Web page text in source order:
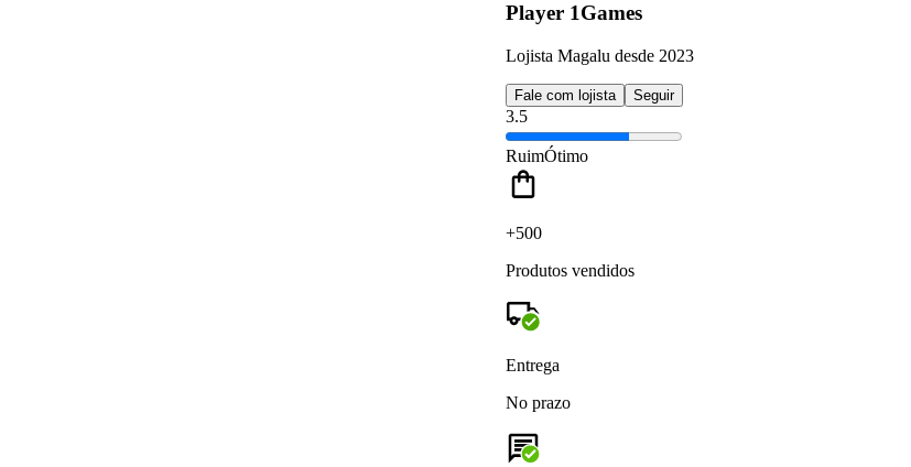
Player 1Games
Lojista Magalu desde 2023
Fale com lojista Seguir
3.5
RuimÓtimo
+500
Produtos vendidos
Entrega
No prazo